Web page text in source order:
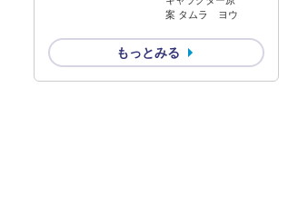
案 タムラ ヨウ
もっとみる